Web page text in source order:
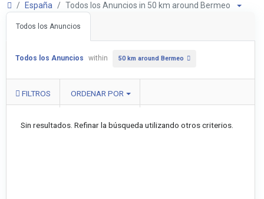
España Todos los Anuncios in 50 km around Bermeo
Todos los Anuncios
Todos los Anuncios within 50 km around Bermeo
FILTROS ORDENAR POR
Sin resultados. Refinar la búsqueda utilizando otros criterios.